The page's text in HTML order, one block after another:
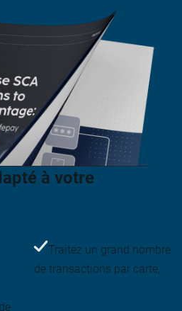
à votre
Traitez un grand nombre
de transactions par carte,